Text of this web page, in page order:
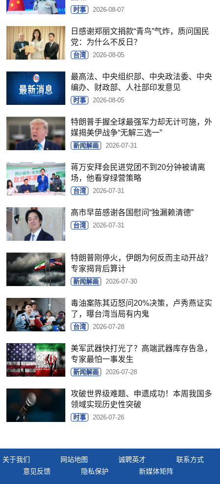
时事 2026-08-07
日感谢郑丽文捐款“青鸟”气炸，质问国民
党：为什么不反日？
台湾 2026-08-05
最高法、中央组织部、中央政法委、中央
编办、财政部、人社部印发意见
时事 2026-08-05
特朗普手握全球最强军力却无计可施，外
媒揭美伊战争“无解三选一”
新闻解画 2026-07-31
蒋万安拜会民进党团不到20分钟被请离
场，他看穿绿营策略
台湾 2026-07-31
高市早苗感谢各国慰问“独漏赖清德”
台湾 2026-07-31
特朗普刚停火，伊朗为何反而主动开战？
专家揭背后算计
新闻解画 2026-07-30
毒油案陈其迈怒问20%决策，卢秀燕证实
了，曝台湾当局有内鬼
台湾 2026-07-28
美军武器快打光了？高端武器库存告急，
专家最怕一事发生
新闻解画 2026-07-28
攻破世界级难题、申遗成功！本周我国多
领域实现历史性突破
时事 2026-07-26
关于我们 网站地图 诚聘英才
联系方式
意见反馈
隐私保护 新媒体矩阵